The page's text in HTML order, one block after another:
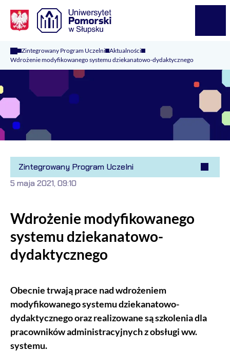
Zintegrowany Program Uczelni Aktualności
Wdrożenie modyfikowanego systemu dziekanatowo-dydaktycznego
Zintegrowany Program Uczelni
Wdrożenie modyfikowanego
systemu dziekanatowo-
dydaktycznego
Obecnie trwają prace nad wdrożeniem
modyfikowanego systemu dziekanatowo-
dydaktycznego oraz realizowane są szkolenia dla
pracowników administracyjnych z obsługi ww.
systemu.
5 maja 2021, 09:10